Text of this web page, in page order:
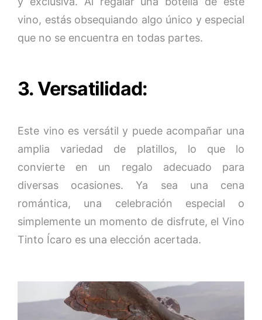
vino, estás obsequiando algo único y especial
que no se encuentra en todas partes.
3. Versatilidad:
Este vino es versátil y puede acompañar una
amplia variedad de platillos, lo que lo
convierte en un regalo adecuado para
diversas ocasiones. Ya sea una cena
romántica, una celebración especial o
simplemente un momento de disfrute, el Vino
Tinto Ícaro es una elección acertada.